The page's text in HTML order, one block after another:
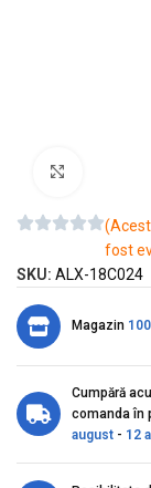
fost
SKU: ALX-18C024
Magazin
Cumpără
comanda în
august - 12